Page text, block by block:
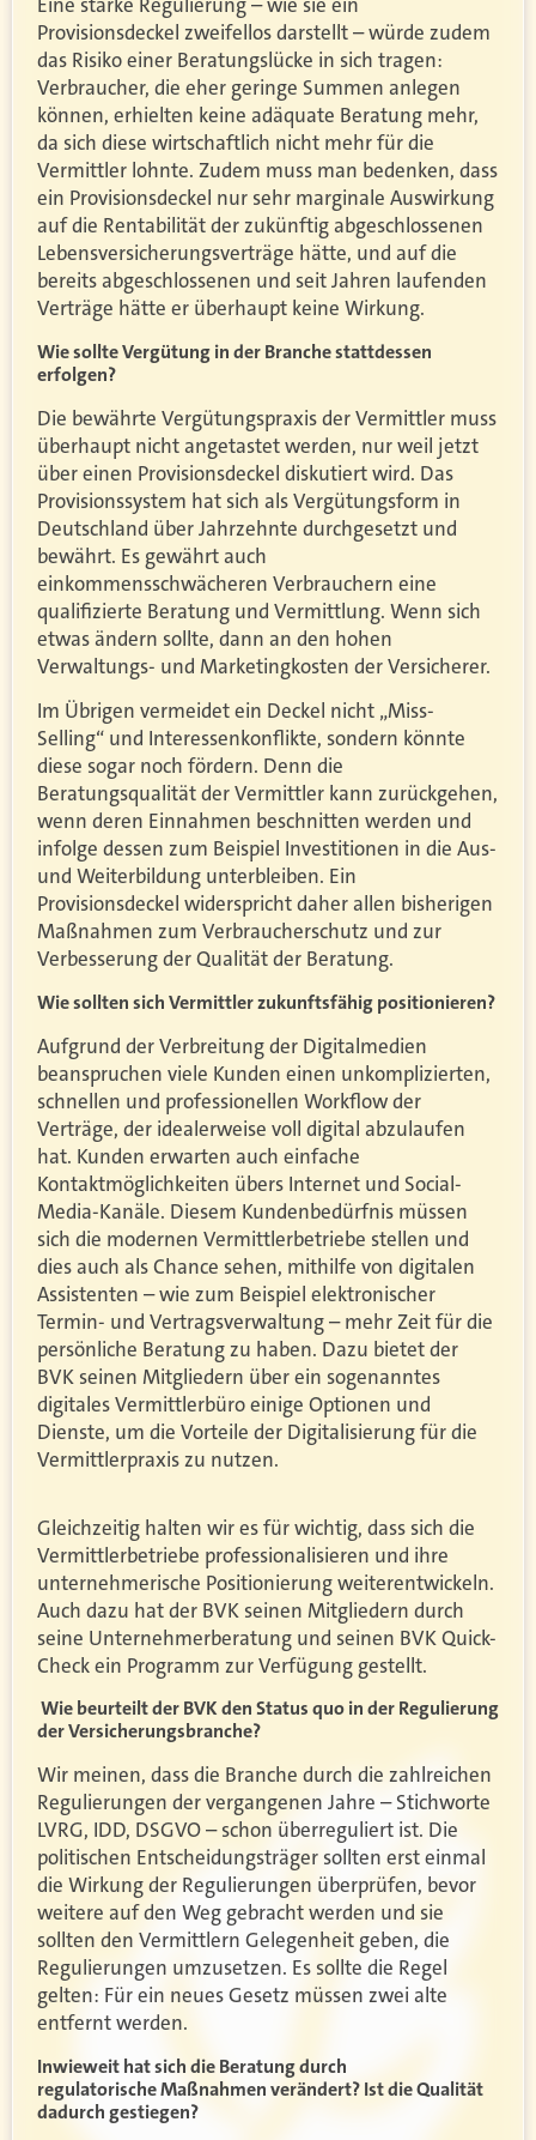
Eine starke Regulierung – wie sie ein
Provisionsdeckel zweifellos darstellt – würde zudem
das Risiko einer Beratungslücke in sich tragen:
Verbraucher, die eher geringe Summen anlegen
können, erhielten keine adäquate Beratung mehr,
da sich diese wirtschaftlich nicht mehr für die
Vermittler lohnte. Zudem muss man bedenken, dass
ein Provisionsdeckel nur sehr marginale Auswirkung
auf die Rentabilität der zukünftig abgeschlossenen
Lebensversicherungsverträge hätte, und auf die
bereits abgeschlossenen und seit Jahren laufenden
Verträge hätte er überhaupt keine Wirkung.
Wie sollte Vergütung in der Branche stattdessen
erfolgen?
Die bewährte Vergütungspraxis der Vermittler muss
überhaupt nicht angetastet werden, nur weil jetzt
über einen Provisionsdeckel diskutiert wird. Das
Provisionssystem hat sich als Vergütungsform in
Deutschland über Jahrzehnte durchgesetzt und
bewährt. Es gewährt auch
einkommensschwächeren Verbrauchern eine
qualifizierte Beratung und Vermittlung. Wenn sich
etwas ändern sollte, dann an den hohen
Verwaltungs- und Marketingkosten der Versicherer.
Im Übrigen vermeidet ein Deckel nicht „Miss-
Selling“ und Interessenkonflikte, sondern könnte
diese sogar noch fördern. Denn die
Beratungsqualität der Vermittler kann zurückgehen,
wenn deren Einnahmen beschnitten werden und
infolge dessen zum Beispiel Investitionen in die Aus-
und Weiterbildung unterbleiben. Ein
Provisionsdeckel widerspricht daher allen bisherigen
Maßnahmen zum Verbraucherschutz und zur
Verbesserung der Qualität der Beratung.
Wie sollten sich Vermittler zukunftsfähig positionieren?
Aufgrund der Verbreitung der Digitalmedien
beanspruchen viele Kunden einen unkomplizierten,
schnellen und professionellen Workflow der
Verträge, der idealerweise voll digital abzulaufen
hat. Kunden erwarten auch einfache
Kontaktmöglichkeiten übers Internet und Social-
Media-Kanäle. Diesem Kundenbedürfnis müssen
sich die modernen Vermittlerbetriebe stellen und
dies auch als Chance sehen, mithilfe von digitalen
Assistenten – wie zum Beispiel elektronischer
Termin- und Vertragsverwaltung – mehr Zeit für die
persönliche Beratung zu haben. Dazu bietet der
BVK seinen Mitgliedern über ein sogenanntes
digitales Vermittlerbüro einige Optionen und
Dienste, um die Vorteile der Digitalisierung für die
Vermittlerpraxis zu nutzen.
Gleichzeitig halten wir es für wichtig, dass sich die
Vermittlerbetriebe professionalisieren und ihre
unternehmerische Positionierung weiterentwickeln.
Auch dazu hat der BVK seinen Mitgliedern durch
seine Unternehmerberatung und seinen BVK Quick-
Check ein Programm zur Verfügung gestellt.
Wie beurteilt der BVK den Status quo in der Regulierung
der Versicherungsbranche?
Wir meinen, dass die Branche durch die zahlreichen
Regulierungen der vergangenen Jahre – Stichworte
LVRG, IDD, DSGVO – schon überreguliert ist. Die
politischen Entscheidungsträger sollten erst einmal
die Wirkung der Regulierungen überprüfen, bevor
weitere auf den Weg gebracht werden und sie
sollten den Vermittlern Gelegenheit geben, die
Regulierungen umzusetzen. Es sollte die Regel
gelten: Für ein neues Gesetz müssen zwei alte
entfernt werden.
Inwieweit hat sich die Beratung durch
regulatorische Maßnahmen verändert? Ist die Qualität
dadurch gestiegen?